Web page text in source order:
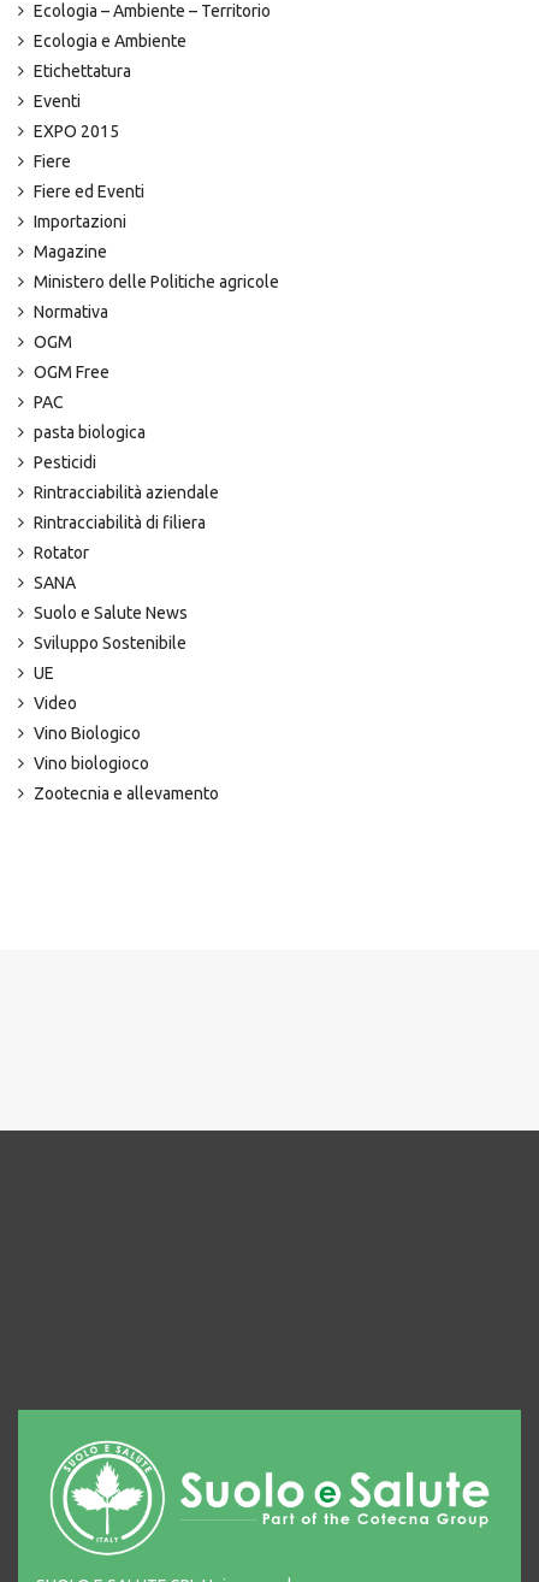
Ecologia – Ambiente – Territorio
Ecologia e Ambiente
Etichettatura
Eventi
EXPO 2015
Fiere
Fiere ed Eventi
Importazioni
Magazine
Ministero delle Politiche agricole
Normativa
OGM
OGM Free
PAC
pasta biologica
Pesticidi
Rintracciabilità aziendale
Rintracciabilità di filiera
Rotator
SANA
Suolo e Salute News
Sviluppo Sostenibile
UE
Video
Vino Biologico
Vino biologioco
Zootecnia e allevamento